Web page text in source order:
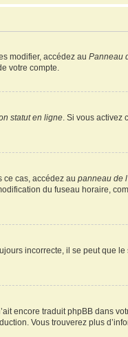
modifier, accédez auPanneau
votre compte.
statut en ligne. Si vous activez
ce cas, accédez aupanneau de
du fuseau horaire,
incorrecte, il se peut que
encore traduit phpBB dans
Vous trouverez plus